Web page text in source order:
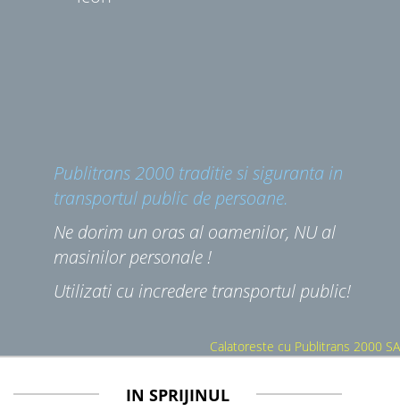
Publitrans 2000 traditie si siguranta in
transportul public de persoane.
Ne dorim un oras al oamenilor, NU al
masinilor personale !
Utilizati cu incredere transportul public!
Calatoreste cu Publitrans 2000 SA
IN SPRIJINUL